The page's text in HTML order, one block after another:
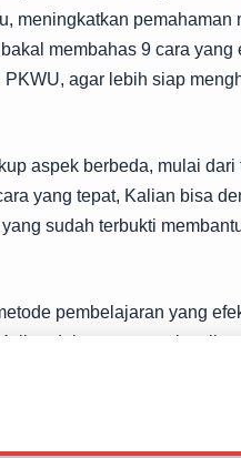
meningkatkan
membahas 9 cara yang
agar lebih siap
aspek berbeda, mulai
yang tepat, Kalian bisa
sudah terbukti
pembelajaran yang
dalam menerapkan